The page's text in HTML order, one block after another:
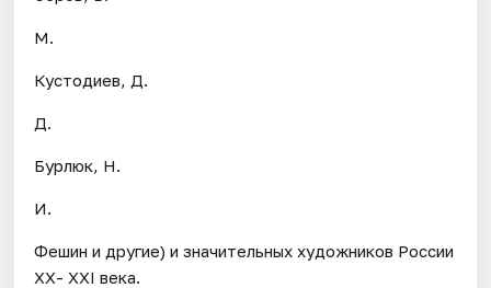
М.
Кустодиев, Д.
Д.
Бурлюк, Н.
И.
Фешин и другие) и значительных художников России
ХХ- ХХI века.